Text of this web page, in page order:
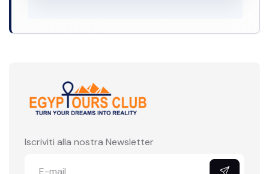
Iscriviti alla nostra Newsletter